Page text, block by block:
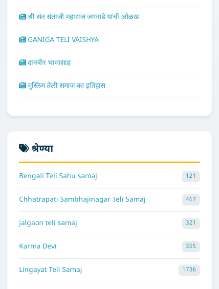
श्री संत संताजी महाराज जगनाडे यांची ओळख
GANIGA TELI VAISHYA
दानवीर भामाशाह
मुस्लिम तेली समाज का इतिहास
श्रेण्या
Bengali Teli Sahu samaj 121
Chhatrapati Sambhajinagar Teli Samaj 467
jalgaon teli samaj 321
Karma Devi 355
Lingayat Teli Samaj 1736